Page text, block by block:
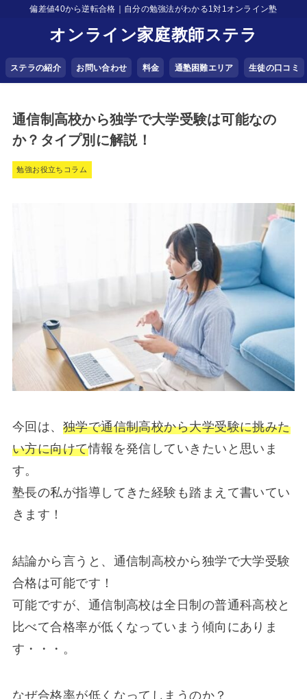
偏差値40から逆転合格｜自分の勉強法がわかる1対1オンライン塾
オンライン家庭教師ステラ
ステラの紹介 お問い合わせ 料金 通塾困難エリア 生徒の口コミ
通信制高校から独学で大学受験は可能なの
か？タイプ別に解説！
勉強お役立ちコラム
今回は、 独学で通信制高校から大学受験に挑みた
い方に向けて情報を発信していきたいと思いま
す。
塾長の私が指導してきた経験も踏まえて書いてい
きます！
結論から言うと、通信制高校から独学で大学受験
合格は可能です！
可能ですが、通信制高校は全日制の普通科高校と
比べて合格率が低くなっていまう傾向にありま
す・・・。
なぜ合格率が低くなってしまうのか？